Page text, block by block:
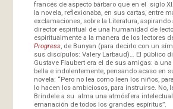
francés de aspecto bárbaro que en el siglo
la novela, reflexionaba, en sus cartas, entre
exclamaciones, sobre la Literatura, aspirando
director espiritual de una humanidad de
espiritualmente a la manera de los lectores
Progress, de Bunyan (para decirlo con un
sus discípulos: Valery Larbaud)… El público
Gustave Flaubert era el de sus amigas: a
bella e indolentemente, pensando acaso en
novela: “Pero no lea como leen los niños,
lo hacen los ambiciosos, para instruirse. No,
Bríndele a su alma una atmósfera
emanación de todos los grandes espíritus”.